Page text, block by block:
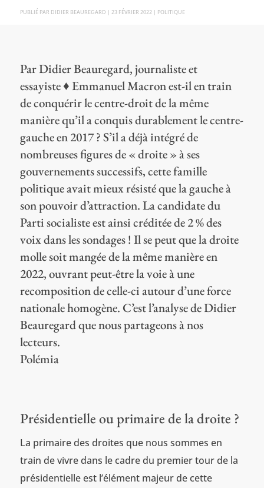
PAR DIDIER BEAUREGARD | 23 FÉVRIER 2022| POLITIQUE
Par Didier Beauregard, journaliste et
essayiste♦ Emmanuel Macron est-il en train
de conquérir le centre-droit de la même
manière qu’il a conquis durablement le centre-
gauche en 2017 ? S’il a déjà intégré de
nombreuses figures de « droite » à ses
gouvernements successifs, cette famille
politique avait mieux résisté que la gauche à
son pouvoir d’attraction. La candidate du
Parti socialiste est ainsi créditée de 2 % des
voix dans les sondages ! Il se peut que la droite
molle soit mangée de la même manière en
2022, ouvrant peut-être la voie à une
recomposition de celle-ci autour d’une force
nationale homogène. C’est l’analyse de Didier
Beauregard que nous partageons à nos
lecteurs.
Polémia
Présidentielle ou primaire de la droite ?
La primaire des droites que nous sommes en
train de vivre dans le cadre du premier tour de la
présidentielle est l’élément majeur de cette